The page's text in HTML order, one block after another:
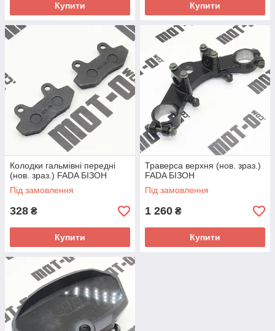
Купити Купити
Колодки гальмівні передні
(нов. зраз.) FADA БІЗОН
Під замовлення
328 ₴
Купити
Траверса верхня (нов. зраз.)
FADA БІЗОН
Під замовлення
1 260 ₴
Купити